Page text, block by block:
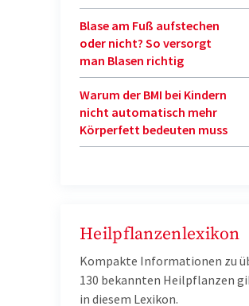
Blase am Fuß aufstechen
oder nicht? So versorgt
man Blasen richtig
Warum der BMI bei Kindern
nicht automatisch mehr
Körperfett bedeuten muss
Heilpflanzenlexikon
Kompakte Informationen zu
130 bekannten Heilpflanzen
in diesem Lexikon.